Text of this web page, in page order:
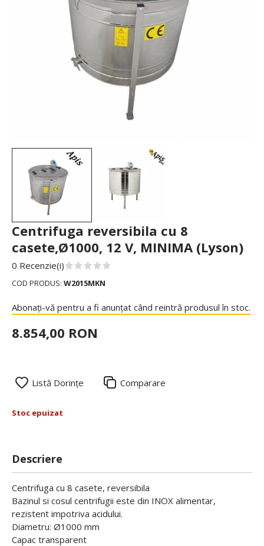
Centrifuga reversibila cu 8
casete,Ø1000, 12 V, MINIMA (Lyson)
0 Recenzie(i)
COD PRODUS: W2015MKN
Abonați-vă pentru a fi anunțat când reintră produsul în stoc.
8.854,00 RON
Listă Dorințe Comparare
Stoc epuizat
Descriere
Centrifuga cu 8 casete, reversibila
Bazinul si cosul centrifugii este din INOX alimentar,
rezistent impotriva acidului.
Diametru: Ø1000 mm
Capac transparent